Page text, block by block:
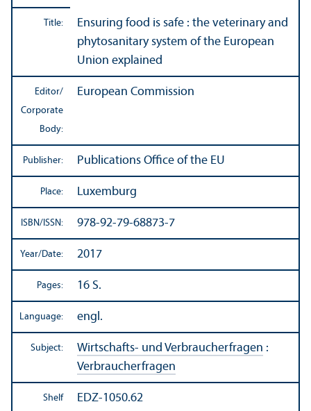
Title:
Ensuring food is safe : the veterinary and
phytosanitary system of the European
Union explained
Editor/
Corporate
Body:
European Commission
Publisher: Publications Office of the EU
Place: Luxemburg
ISBN/ISSN: 978-92-79-68873-7
Year/Date: 2017
Pages: 16 S.
Language: engl.
Subject: Wirtschafts- und Verbraucherfragen :
Verbraucherfragen
Shelf
EDZ-1050.62